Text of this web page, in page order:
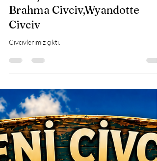
Brahma Civciv,Wyandotte
Civciv
Civcivlerimiz çıktı.